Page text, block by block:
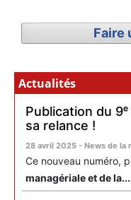
Faire
Actualités
Publication du
sa relance !
28 avril 2025 - News de la
Ce nouveau numéro,
managériale et de la...